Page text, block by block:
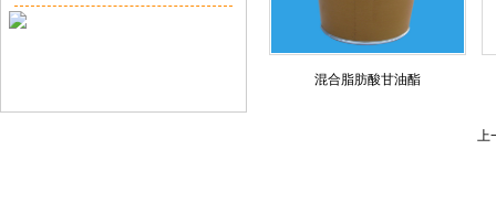
混合脂肪酸甘油酯
上